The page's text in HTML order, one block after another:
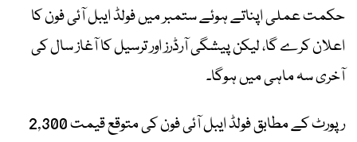
حکمت عملی اپناتے ہوئے ستمبر میں فولڈ ایبل آئی فون کا
اعلان کرے گا، لیکن پیشگی آرڈرز اور ترسیل کا آغاز سال کی
آخری سہ ماہی میں ہوگا۔
رپورٹ کے مطابق فولڈ ایبل آئی فون کی متوقع قیمت 2,300